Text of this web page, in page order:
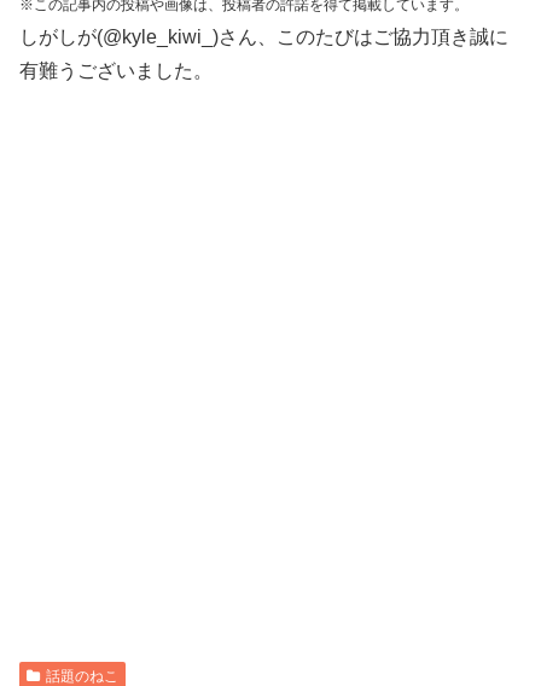
※この記事内の投稿や画像は、投稿者の許諾を得て掲載しています。
しがしが(@kyle_kiwi_)さん、このたびはご協力頂き誠に
有難うございました。
話題のねこ